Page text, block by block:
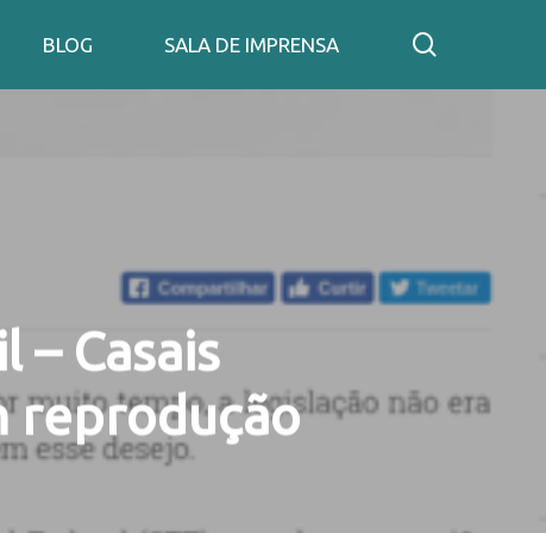
BLOG SALA DE IMPRENSA
– Casais
reprodução